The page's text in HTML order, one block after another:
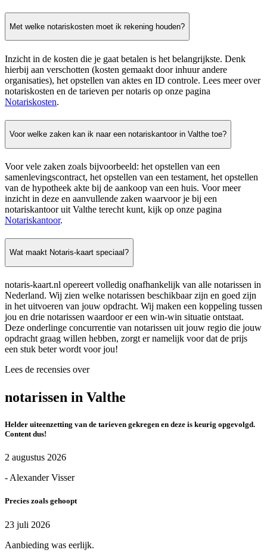
Met welke notariskosten moet ik rekening houden?
Inzicht in de kosten die je gaat betalen is het belangrijkste. Denk
hierbij aan verschotten (kosten gemaakt door inhuur andere
organisaties), het opstellen van aktes en ID controle. Lees meer over
notariskosten en de tarieven per notaris op onze pagina
Notariskosten.
Voor welke zaken kan ik naar een notariskantoor in Valthe toe?
Voor vele zaken zoals bijvoorbeeld: het opstellen van een
samenlevingscontract, het opstellen van een testament, het opstellen
van de hypotheek akte bij de aankoop van een huis. Voor meer
inzicht in deze en aanvullende zaken waarvoor je bij een
notariskantoor uit Valthe terecht kunt, kijk op onze pagina
Notariskantoor.
Wat maakt Notaris-kaart speciaal?
notaris-kaart.nl opereert volledig onafhankelijk van alle notarissen in
Nederland. Wij zien welke notarissen beschikbaar zijn en goed zijn
in het uitvoeren van jouw opdracht. Wij maken een koppeling tussen
jou en drie notarissen waardoor er een win-win situatie ontstaat.
Deze onderlinge concurrentie van notarissen uit jouw regio die jouw
opdracht graag willen hebben, zorgt er namelijk voor dat de prijs
een stuk beter wordt voor jou!
Lees de recensies over
notarissen in Valthe
Helder uiteenzetting van de tarieven gekregen en deze is keurig opgevolgd.
Content dus!
2 augustus 2026
- Alexander Visser
Precies zoals gehoopt
23 juli 2026
Aanbieding was eerlijk.